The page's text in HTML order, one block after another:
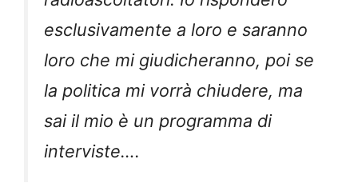
esclusivamente a loro e saranno
loro che mi giudicheranno, poi se
la politica mi vorrà chiudere, ma
sai il mio è un programma di
interviste….